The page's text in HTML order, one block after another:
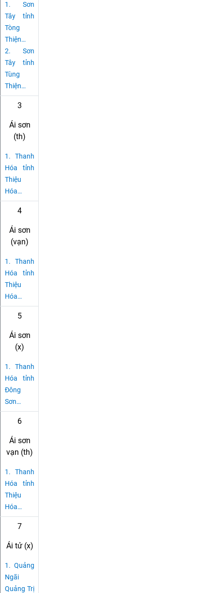
1. Sơn
Tây tỉnh
Tòng
Thiện…
2. Sơn
Tây tỉnh
Tùng
Thiện…
3
Ái sơn
(th)
1. Thanh
Hóa tỉnh
Thiệu
Hóa…
4
Ái sơn
(vạn)
1. Thanh
Hóa tỉnh
Thiệu
Hóa…
5
Ái sơn
(x)
1. Thanh
Hóa tỉnh
Đông
Sơn…
6
Ái sơn
vạn (th)
1. Thanh
Hóa tỉnh
Thiệu
Hóa…
7
Ái tử (x)
1. Quảng
Ngãi
Quảng Trị